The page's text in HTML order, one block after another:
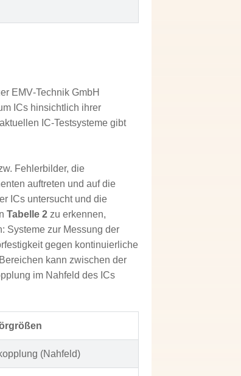
EMV‑Technik GmbH
ICs hinsichtlich ihrer
IC‑Testsysteme gibt
Fehlerbilder, die
auftreten und auf die
ICs untersucht und die
Tabelle 2 zu erkennen,
Systeme zur Messung der
gegen kontinuierliche
kann zwischen der
im Nahfeld des ICs
(Nahfeld)